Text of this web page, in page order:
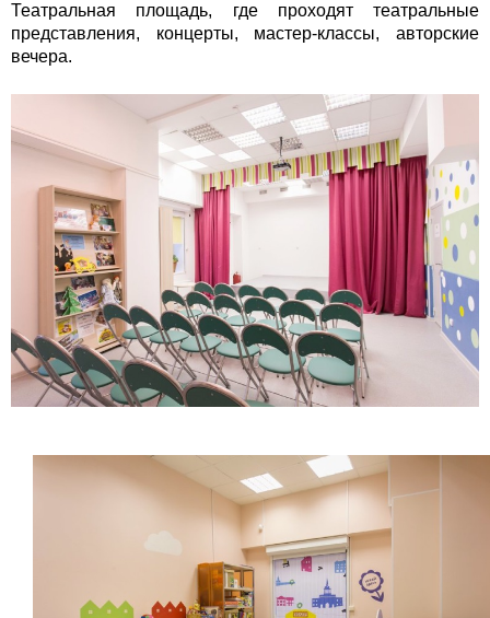
Театральная площадь, где проходят театральные
представления, концерты, мастер-классы, авторские
вечера.